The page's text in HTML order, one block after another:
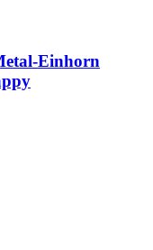
Einhorn